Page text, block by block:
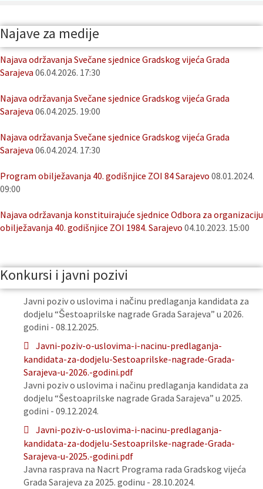
Najave za medije
Najava održavanja Svečane sjednice Gradskog vijeća Grada
Sarajeva 06.04.2026. 17:30
Najava održavanja Svečane sjednice Gradskog vijeća Grada
Sarajeva 06.04.2025. 19:00
Najava održavanja Svečane sjednice Gradskog vijeća Grada
Sarajeva 06.04.2024. 17:30
Program obilježavanja 40. godišnjice ZOI 84 Sarajevo 08.01.2024.
09:00
Najava održavanja konstituirajuće sjednice Odbora za organizaciju
obilježavanja 40. godišnjice ZOI 1984. Sarajevo 04.10.2023. 15:00
Konkursi i javni pozivi
Javni poziv o uslovima i načinu predlaganja kandidata za
dodjelu “Šestoaprilske nagrade Grada Sarajeva” u 2026.
godini - 08.12.2025.
Javni-poziv-o-uslovima-i-nacinu-predlaganja-
kandidata-za-dodjelu-Sestoaprilske-nagrade-Grada-
Sarajeva-u-2026.-godini.pdf
Javni poziv o uslovima i načinu predlaganja kandidata za
dodjelu “Šestoaprilske nagrade Grada Sarajeva” u 2025.
godini - 09.12.2024.
Javni-poziv-o-uslovima-i-nacinu-predlaganja-
kandidata-za-dodjelu-Sestoaprilske-nagrade-Grada-
Sarajeva-u-2025.-godini.pdf
Javna rasprava na Nacrt Programa rada Gradskog vijeća
Grada Sarajeva za 2025. godinu - 28.10.2024.